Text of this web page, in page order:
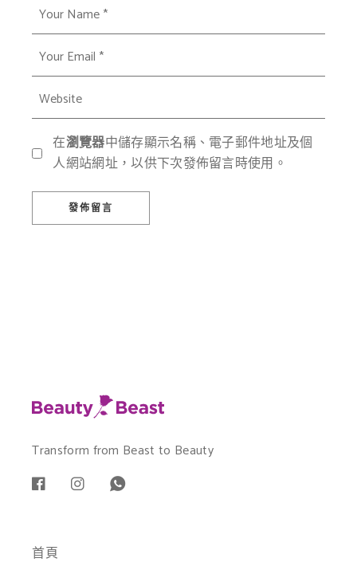
在瀏覽器中儲存顯示名稱、電子郵件地址及個
人網站網址，以供下次發佈留言時使用。
發佈留言
Transform from Beast to Beauty
首頁